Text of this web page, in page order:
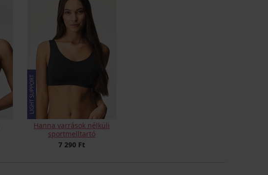
Hanna varrások nélküli
sportmelltartó
7 290 Ft